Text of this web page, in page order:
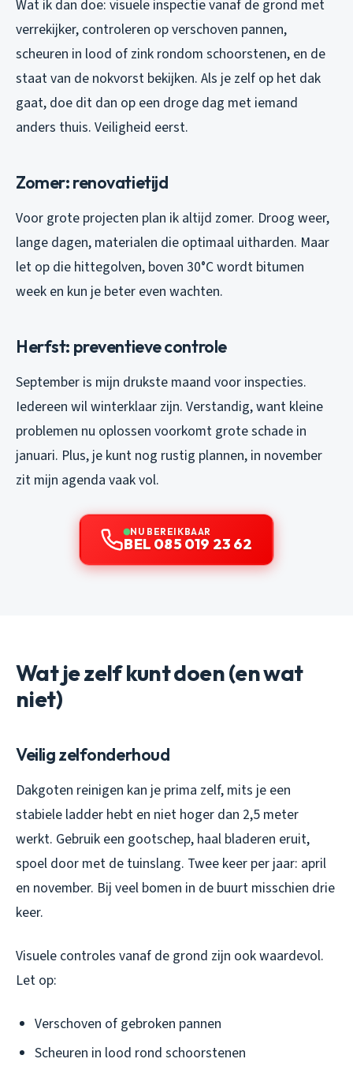
Wat ik dan doe: visuele inspectie vanaf de grond met
verrekijker, controleren op verschoven pannen,
scheuren in lood of zink rondom schoorstenen, en de
staat van de nokvorst bekijken. Als je zelf op het dak
gaat, doe dit dan op een droge dag met iemand
anders thuis. Veiligheid eerst.
Zomer: renovatietijd
Voor grote projecten plan ik altijd zomer. Droog weer,
lange dagen, materialen die optimaal uitharden. Maar
let op die hittegolven, boven 30°C wordt bitumen
week en kun je beter even wachten.
Herfst: preventieve controle
September is mijn drukste maand voor inspecties.
Iedereen wil winterklaar zijn. Verstandig, want kleine
problemen nu oplossen voorkomt grote schade in
januari. Plus, je kunt nog rustig plannen, in november
zit mijn agenda vaak vol.
NU BEREIKBAAR
BEL 085 019 23 62
Wat je zelf kunt doen (en wat
niet)
Veilig zelfonderhoud
Dakgoten reinigen kan je prima zelf, mits je een
stabiele ladder hebt en niet hoger dan 2,5 meter
werkt. Gebruik een gootschep, haal bladeren eruit,
spoel door met de tuinslang. Twee keer per jaar: april
en november. Bij veel bomen in de buurt misschien drie
keer.
Visuele controles vanaf de grond zijn ook waardevol.
Let op:
Verschoven of gebroken pannen
Scheuren in lood rond schoorstenen